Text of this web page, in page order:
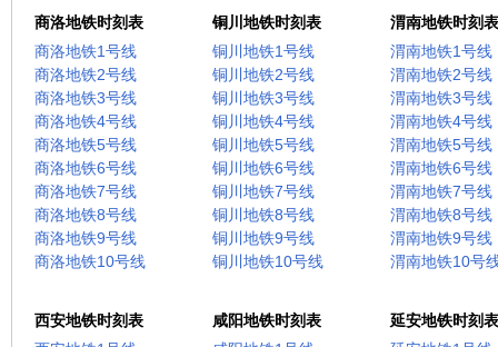
商洛地铁时刻表
商洛地铁1号线
商洛地铁2号线
商洛地铁3号线
商洛地铁4号线
商洛地铁5号线
商洛地铁6号线
商洛地铁7号线
商洛地铁8号线
商洛地铁9号线
商洛地铁10号线
铜川地铁时刻表
铜川地铁1号线
铜川地铁2号线
铜川地铁3号线
铜川地铁4号线
铜川地铁5号线
铜川地铁6号线
铜川地铁7号线
铜川地铁8号线
铜川地铁9号线
铜川地铁10号线
渭南地铁时刻表
渭南地铁1号线
渭南地铁2号线
渭南地铁3号线
渭南地铁4号线
渭南地铁5号线
渭南地铁6号线
渭南地铁7号线
渭南地铁8号线
渭南地铁9号线
渭南地铁10号
西安地铁时刻表
咸阳地铁时刻表
延安地铁时刻表